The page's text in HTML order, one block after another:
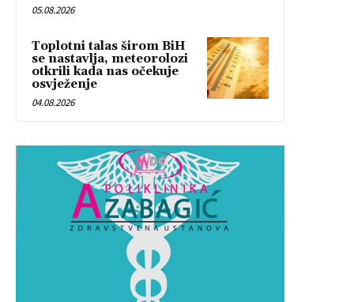
05.08.2026
Toplotni talas širom BiH
se nastavlja, meteorolozi
otkrili kada nas očekuje
osvježenje
04.08.2026